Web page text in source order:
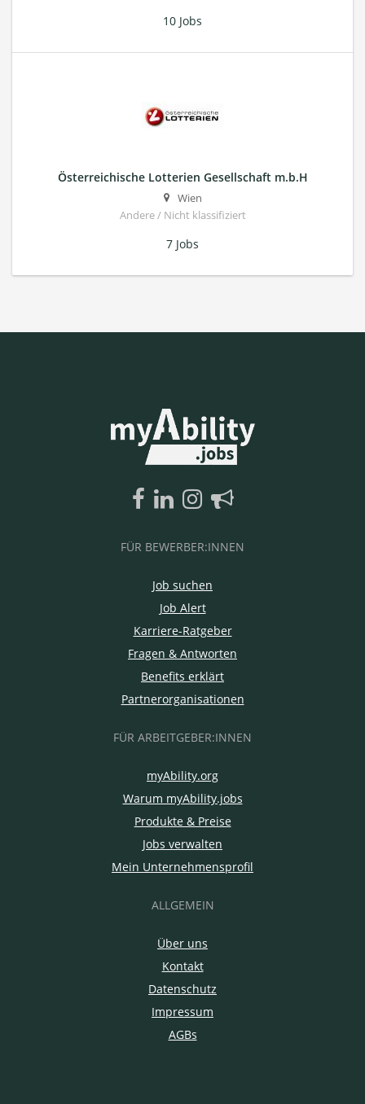
10 Jobs
Österreichische Lotterien Gesellschaft m.b.H
Wien
Andere / Nicht klassifiziert
7 Jobs
FÜR BEWERBER:INNEN
Job suchen
Job Alert
Karriere-Ratgeber
Fragen & Antworten
Benefits erklärt
Partnerorganisationen
FÜR ARBEITGEBER:INNEN
myAbility.org
Warum myAbility.jobs
Produkte & Preise
Jobs verwalten
Mein Unternehmensprofil
ALLGEMEIN
Über uns
Kontakt
Datenschutz
Impressum
AGBs